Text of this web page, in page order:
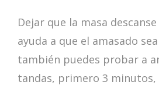
Dejar que la masa
ayuda a que el amasado
también puedes probar a
tandas, primero 3 minutos,